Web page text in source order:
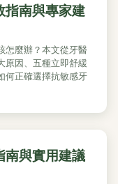
指南與專家建
怎麼辦？本文從牙醫
原因、五種立即舒緩
何正確選擇抗敏感牙
南與實用建議